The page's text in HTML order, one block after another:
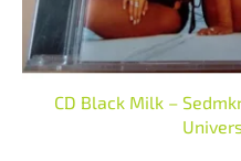
CD Black Milk –